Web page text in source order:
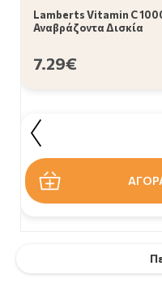
Lamberts Vitamin C
Αναβράζοντα Δισκία
7.29€